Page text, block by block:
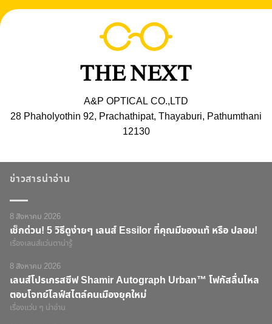
A&P OPTICAL CO.,LTD
28 Phaholyothin 92, Prachathipat, Thayaburi, Pathumthani
12130
ข่าวสารน่าอ่าน
8 สิงหาคม 2026
เช็กด่วน! 5 วิธีดูง่ายๆ เลนส์ Essilor ที่คุณมีของแท้ หรือ ปลอม!
เรื่องเลนส์แว่นตาน่ารู้
8 สิงหาคม 2026
เลนส์โปรเกรสซีฟ Shamir Autograph Urban™ โฟกัสลื่นไหล
ตอบโจทย์ไลฟ์สไตล์คนเมืองยุคใหม่
เรื่องแว่น ๆ น่าอ่าน